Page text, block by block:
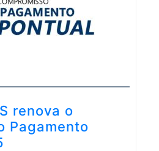
renova o
Pagamento